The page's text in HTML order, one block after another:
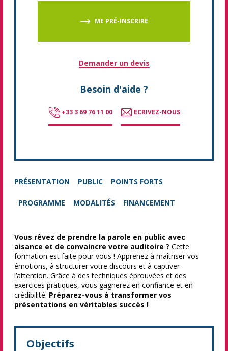
ME PRÉ-INSCRIRE
Demander un devis
Besoin d'aide ?
+33 3 69 76 11 00 ECRIVEZ-NOUS
PRÉSENTATION PUBLIC POINTS FORTS
PROGRAMME MODALITÉS FINANCEMENT
Vous rêvez de prendre la parole en public avec
aisance et de convaincre votre auditoire ? Cette
formation est faite pour vous ! Apprenez à maîtriser vos
émotions, à structurer votre discours et à captiver
l’attention. Grâce à des techniques éprouvées et des
exercices pratiques, vous gagnerez en confiance et en
crédibilité. Préparez-vous à transformer vos
présentations en véritables succès !
Objectifs